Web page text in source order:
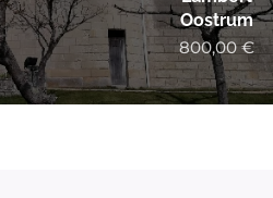
Oostrum
800,00€